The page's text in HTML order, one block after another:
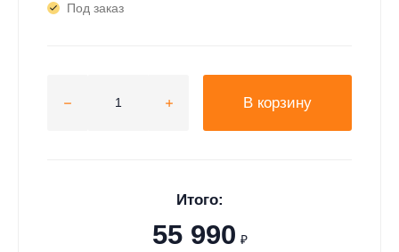
Под заказ
В корзину
Итого:
55 990 ₽